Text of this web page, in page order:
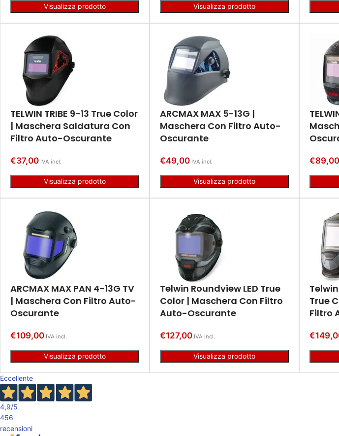
Visualizza prodotto Visualizza prodotto
TELWIN TRIBE 9-13 True Color
| Maschera Saldatura Con
Filtro Auto-Oscurante
€37,00 IVA incl.
Visualizza prodotto
ARCMAX MAX 5-13G |
Maschera Con Filtro Auto-
Oscurante
€49,00 IVA incl.
Visualizza prodotto
€89,00
ARCMAX MAX PAN 4-13G TV
| Maschera Con Filtro Auto-
Oscurante
€109,00 IVA incl.
Visualizza prodotto
Telwin Roundview LED True
Color | Maschera Con Filtro
Auto-Oscurante
€127,00 IVA incl.
Visualizza prodotto
True
Filtro
€
Eccellente
4,9/5
456
recensioni